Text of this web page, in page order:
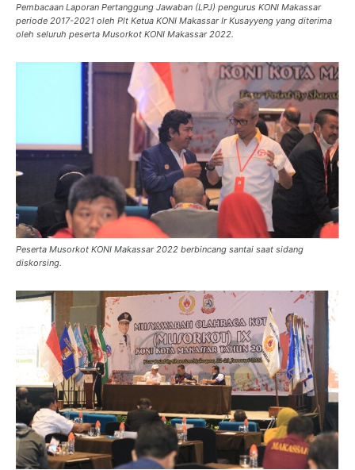
Pembacaan Laporan Pertanggung Jawaban (LPJ) pengurus KONI Makassar
periode 2017-2021 oleh Plt Ketua KONI Makassar Ir Kusayyeng yang diterima
oleh seluruh peserta Musorkot KONI Makassar 2022.
Peserta Musorkot KONI Makassar 2022 berbincang santai saat sidang
diskorsing.